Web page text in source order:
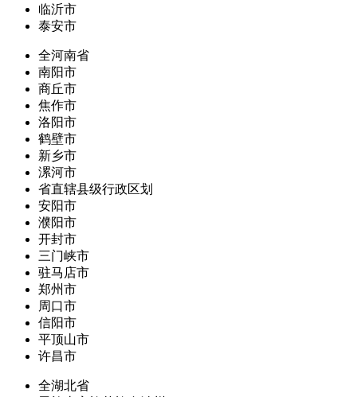
临沂市
泰安市
全河南省
南阳市
商丘市
焦作市
洛阳市
鹤壁市
新乡市
漯河市
省直辖县级行政区划
安阳市
濮阳市
开封市
三门峡市
驻马店市
郑州市
周口市
信阳市
平顶山市
许昌市
全湖北省